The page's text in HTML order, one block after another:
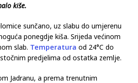
kiše.
sunčano, uz slabu do umjerenu
ponegdje kiša. Srijeda većinom
slab. Temperatura od 24°C do
predjelima od ostatka zemlje.
Jadranu, a prema trenutnim